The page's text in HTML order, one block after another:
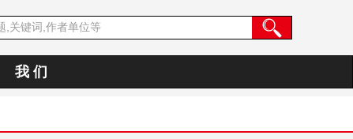
我 们